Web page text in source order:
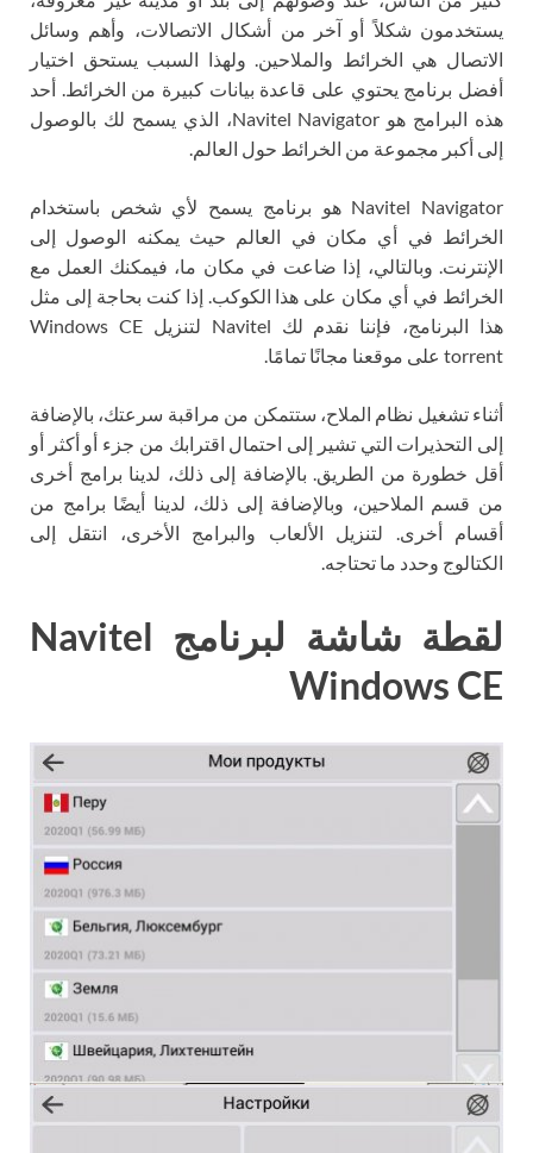
يستخدمون شكلاً أو آخر من أشكال الاتصالات، وأهم وسائل
الاتصال هي الخرائط والملاحين. ولهذا السبب يستحق اختيار
أفضل برنامج يحتوي على قاعدة بيانات كبيرة من الخرائط. أحد
هذه البرامج هو Navitel Navigator، الذي يسمح لك بالوصول
إلى أكبر مجموعة من الخرائط حول العالم.
Navitel Navigator هو برنامج يسمح لأي شخص باستخدام
الخرائط في أي مكان في العالم حيث يمكنه الوصول إلى
الإنترنت. وبالتالي، إذا ضاعت في مكان ما، فيمكنك العمل مع
الخرائط في أي مكان على هذا الكوكب. إذا كنت بحاجة إلى مثل
هذا البرنامج، فإننا نقدم لك Navitel لتنزيل Windows CE
torrent على موقعنا مجانًا تمامًا.
أثناء تشغيل نظام الملاح، ستتمكن من مراقبة سرعتك، بالإضافة
إلى التحذيرات التي تشير إلى احتمال اقترابك من جزء أو أكثر أو
أقل خطورة من الطريق. بالإضافة إلى ذلك، لدينا برامج أخرى
من قسم الملاحين، وبالإضافة إلى ذلك، لدينا أيضًا برامج من
أقسام أخرى. لتنزيل الألعاب والبرامج الأخرى، انتقل إلى
الكتالوج وحدد ما تحتاجه.
لقطة شاشة لبرنامج Navitel
Windows CE